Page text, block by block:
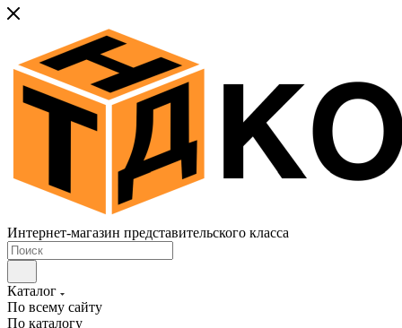
Интернет-магазин представительского класса
Каталог
По всему сайту
По каталогу